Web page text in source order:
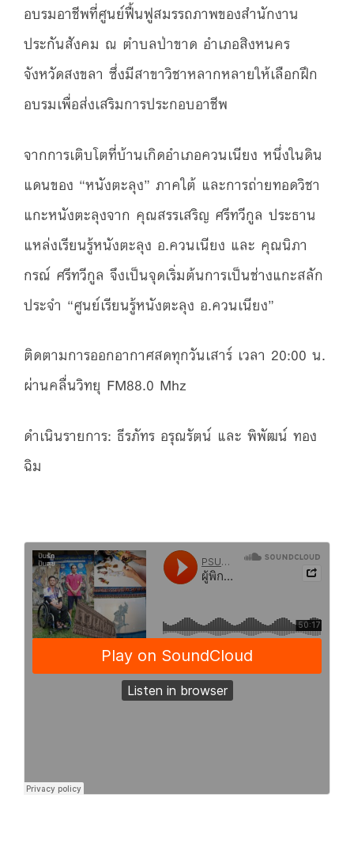
อบรมอาชีพที่ศูนย์ฟื้นฟูสมรรถภาพของสำนักงาน
ประกันสังคม ณ ตำบลป่าขาด อำเภอสิงหนคร
จังหวัดสงขลา ซึ่งมีสาขาวิชาหลากหลายให้เลือกฝึก
อบรมเพื่อส่งเสริมการประกอบอาชีพ
จากการเติบโตที่บ้านเกิดอำเภอควนเนียง หนึ่งในดิน
แดนของ “หนังตะลุง” ภาคใต้ และการถ่ายทอดวิชา
แกะหนังตะลุงจาก คุณสรรเสริญ ศรีทวีกูล ประธาน
แหล่งเรียนรู้หนังตะลุง อ.ควนเนียง และ คุณนิภา
กรณ์ ศรีทวีกูล จึงเป็นจุดเริ่มต้นการเป็นช่างแกะสลัก
ประจำ “ศูนย์เรียนรู้หนังตะลุง อ.ควนเนียง”
ติดตามการออกอากาศสดทุกวันเสาร์ เวลา 20:00 น.
ผ่านคลื่นวิทยุ FM88.0 Mhz
ดำเนินรายการ: ธีรภัทร อรุณรัตน์ และ พิพัฒน์ ทอง
ฉิม